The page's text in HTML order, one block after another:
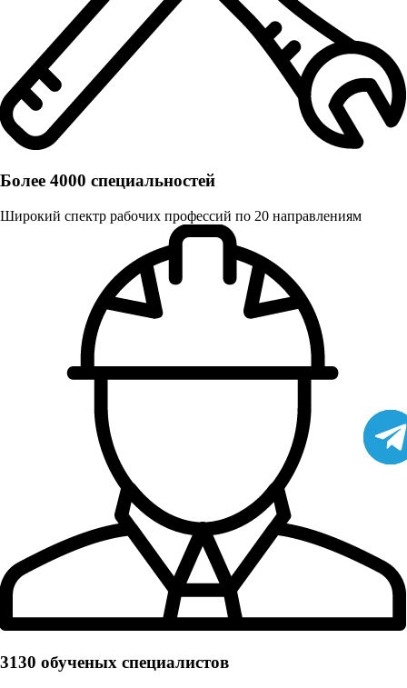
Более 4000 специальностей
Широкий спектр рабочих профессий по 20 направлениям
3130 обученых cпециалистов